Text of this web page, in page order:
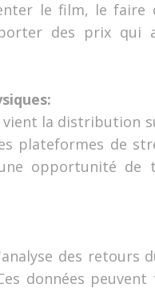
le film, le faire
des prix qui
la distribution
plateformes de
opportunité
des retours
données